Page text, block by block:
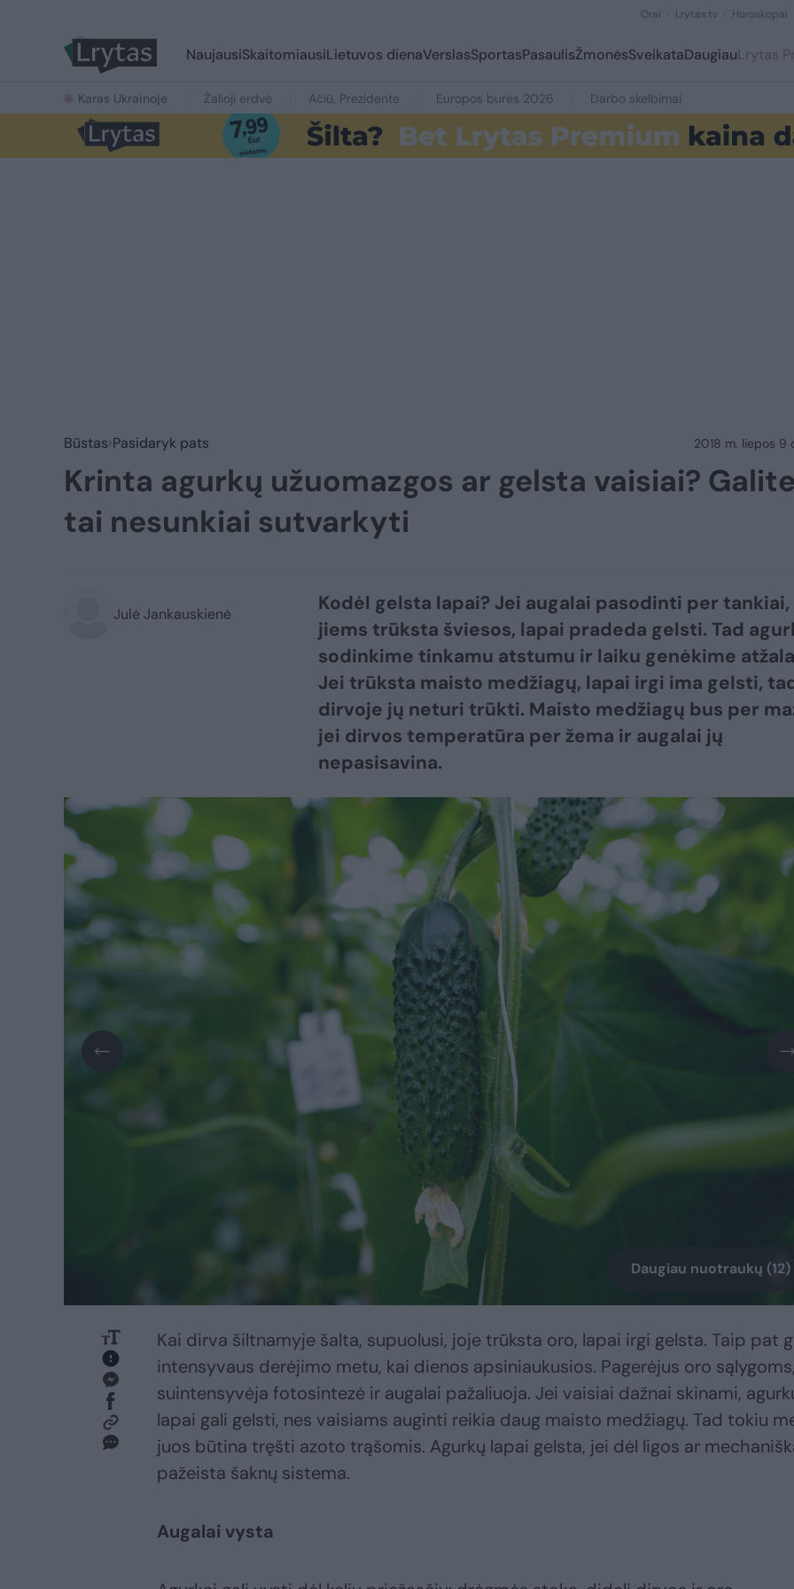
Orai Lrytas.tv Horoskopai
NaujausiSkaitomiausiLietuvos dienaVerslasSportasPasaulisŽmonėsSveikataDaugiauLrytas
Karas Ukrainoje Žalioji erdvė Ačiū, Prezidente Europos burės 2026 Darbo skelbimai
Būstas Pasidaryk pats 2018 m. liepos 9
Krinta agurkų užuomazgos ar gelsta vaisiai? Galite
tai nesunkiai sutvarkyti
Julė Jankauskienė
Kodėl gelsta lapai? Jei augalai pasodinti per tankiai,
jiems trūksta šviesos, lapai pradeda gelsti. Tad
sodinkime tinkamu atstumu ir laiku genėkime
Jei trūksta maisto medžiagų, lapai irgi ima gelsti,
dirvoje jų neturi trūkti. Maisto medžiagų bus per
jei dirvos temperatūra per žema ir augalai jų
nepasisavina.
Daugiau nuotraukų (12)
Kai dirva šiltnamyje šalta, supuolusi, joje trūksta oro, lapai irgi gelsta. Taip pat
intensyvaus derėjimo metu, kai dienos apsiniaukusios. Pagerėjus oro sąlygoms,
suintensyvėja fotosintezė ir augalai pažaliuoja. Jei vaisiai dažnai skinami,
lapai gali gelsti, nes vaisiams auginti reikia daug maisto medžiagų. Tad tokiu
juos būtina tręšti azoto trąšomis. Agurkų lapai gelsta, jei dėl ligos ar
pažeista šaknų sistema.
Augalai vysta